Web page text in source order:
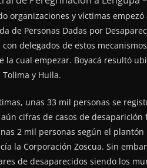
organizaciones y víctimas
de Personas Dadas por
delegados de estos
la cual empezar. Boyacá resultó
y Huila.
unas 33 mil personas se
cifras de casos de
2 mil personas según el plantón
la Corporación Zoscua. Sin
de desaparecidos siendo los